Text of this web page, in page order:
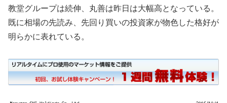
教堂グループは続伸、丸善は昨日は大幅高となっている。
既に相場の先読み、先回り買いの投資家が物色した格好が
明らかに表れている。